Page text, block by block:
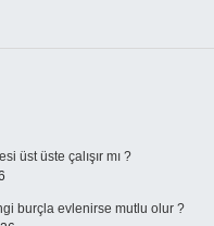
üst üste çalışır mı ?
burçla evlenirse mutlu olur ?